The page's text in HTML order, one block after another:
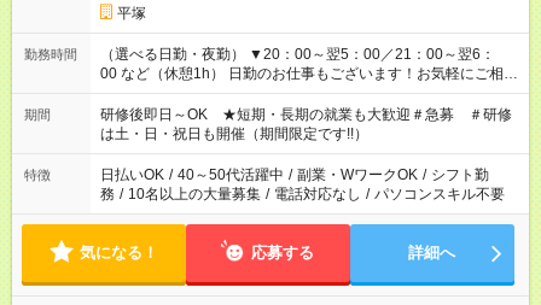
平塚
勤務時間
（選べる日勤・夜勤） ▼20：00～翌5：00／21：00～翌6：
00 など（休憩1h） 日勤のお仕事もございます！お気軽にご相談
ください！
期間
研修後即日～OK ★短期・長期の就業も大歓迎＃急募 ＃研修
は土・日・祝日も開催（期間限定です!!）
特徴 日払いOK / 40～50代活躍中 / 副業・WワークOK / シフト勤
務 / 10名以上の大量募集 / 電話対応なし / パソコンスキル不要
気になる！ 応募する 詳細へ